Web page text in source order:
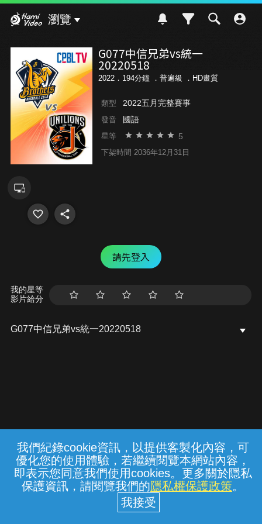
我們紀錄cookie資訊，以提供客製化內容，可
優化您的使用體驗，若繼續閱覽本網站內容，
即表示您同意我們使用cookies。更多關於隱私
保護資訊，請閱覽我們的隱私權保護政策。
瀏覽
G077中信兄弟vs統一
20220518
2022．194分鐘 ． 普遍級 ．HD畫質
類型 2022五月完整賽事
發音 國語
星等 5
下架時間 2036年12月31日
請先登入
我的星等
影片給分
G077中信兄弟vs統一20220518
常見問題 線上客服 服務條款 隱私權保護
中華電信股份有限公司個人家庭分公司
(統一編號：96979949) © 2026
{{notifyMsg}}